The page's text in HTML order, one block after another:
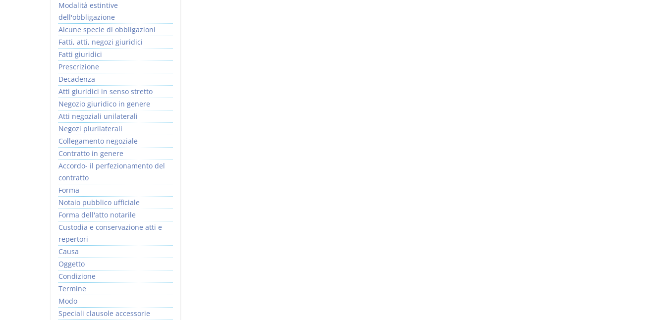
Modalità estintive
dell'obbligazione
Alcune specie di obbligazioni
Fatti, atti, negozi giuridici
Fatti giuridici
Prescrizione
Decadenza
Atti giuridici in senso stretto
Negozio giuridico in genere
Atti negoziali unilaterali
Negozi plurilaterali
Collegamento negoziale
Contratto in genere
Accordo- il perfezionamento del
contratto
Forma
Notaio pubblico ufficiale
Forma dell'atto notarile
Custodia e conservazione atti e
repertori
Causa
Oggetto
Condizione
Termine
Modo
Speciali clausole accessorie